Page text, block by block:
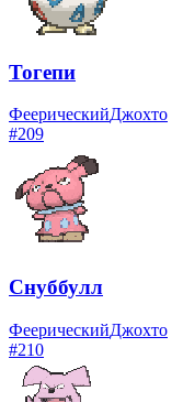
Тогепи
ФеерическийДжохто
#209
Снуббулл
ФеерическийДжохто
#210